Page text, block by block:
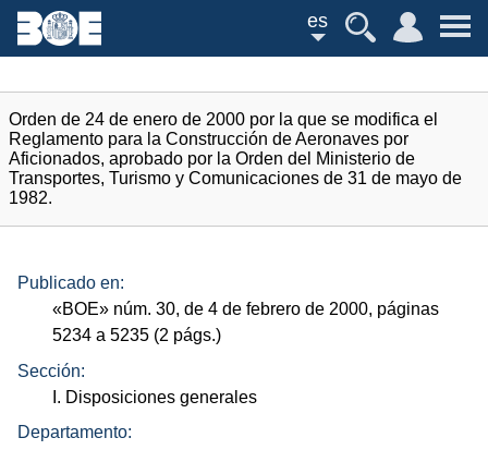
es
Orden de 24 de enero de 2000 por la que se modifica el
Reglamento para la Construcción de Aeronaves por
Aficionados, aprobado por la Orden del Ministerio de
Transportes, Turismo y Comunicaciones de 31 de mayo de
1982.
Publicado en:
«BOE» núm. 30, de 4 de febrero de 2000, páginas
5234 a 5235 (2 págs.)
Sección:
I. Disposiciones generales
Departamento: